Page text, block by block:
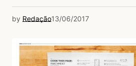
by Redação13/06/2017